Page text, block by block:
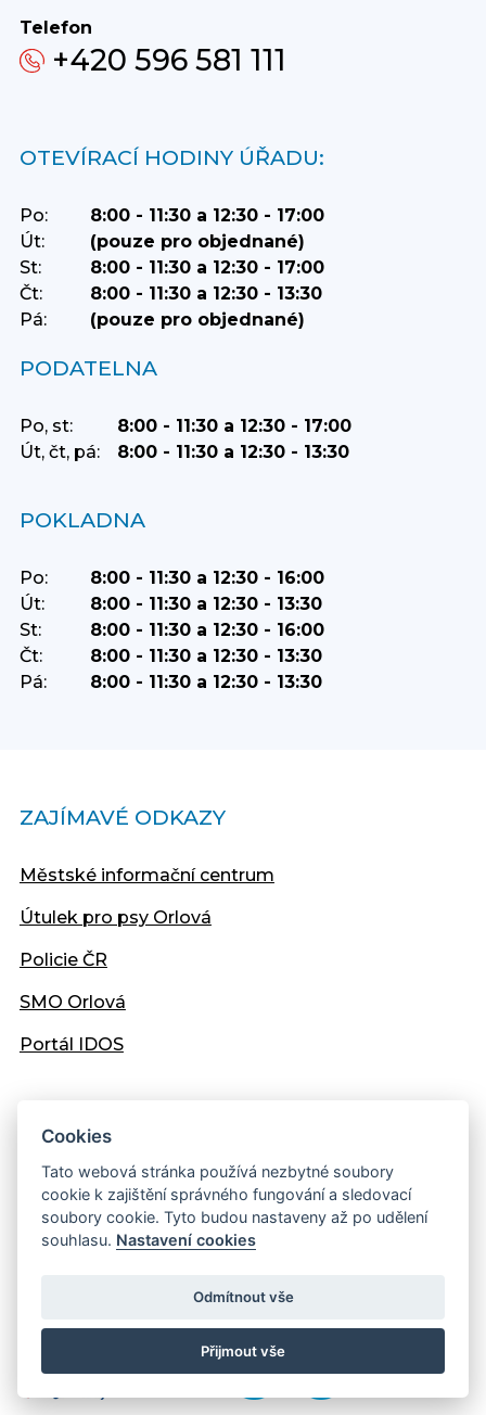
Telefon
+420 596 581 111
OTEVÍRACÍ HODINY ÚŘADU:
Po:
8:00 - 11:30 a 12:30 - 17:00
Út:
(pouze pro objednané)
St:
8:00 - 11:30 a 12:30 - 17:00
Čt:
8:00 - 11:30 a 12:30 - 13:30
Pá:
(pouze pro objednané)
PODATELNA
Po, st:
8:00 - 11:30 a 12:30 - 17:00
Út, čt, pá:
8:00 - 11:30 a 12:30 - 13:30
POKLADNA
Po:
8:00 - 11:30 a 12:30 - 16:00
Út:
8:00 - 11:30 a 12:30 - 13:30
St:
8:00 - 11:30 a 12:30 - 16:00
Čt:
8:00 - 11:30 a 12:30 - 13:30
Pá:
8:00 - 11:30 a 12:30 - 13:30
ZAJÍMAVÉ ODKAZY
Městské informační centrum
Útulek pro psy Orlová
Policie ČR
SMO Orlová
Portál IDOS
NEPŘEHLÉDNĚTE
Domov Vesna
Sociální služby města Orlová
Cookies
Tato webová stránka používá nezbytné soubory
cookie k zajištění správného fungování a sledovací
soubory cookie. Tyto budou nastaveny až po udělení
souhlasu. Nastavení cookies
Odmítnout vše
Přijmout vše